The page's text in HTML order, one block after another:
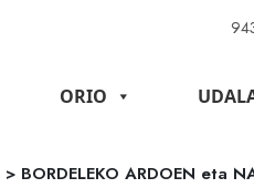
ORIO
> BORDELEKO ARDOEN eta